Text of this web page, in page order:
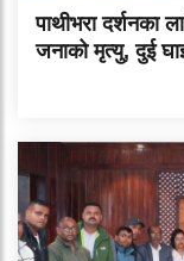
पाथीभरा दर्शनका
जनाको मृत्यु, दुई